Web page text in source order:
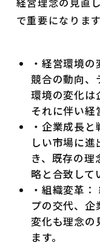
で重要になります
・経営環境の
競合の動向、
環境の変化は
それに伴い経
・企業成長
しい市場に
き、既存の
略と合致して
・組織変革
プの交代、
変化も理念の
ます。